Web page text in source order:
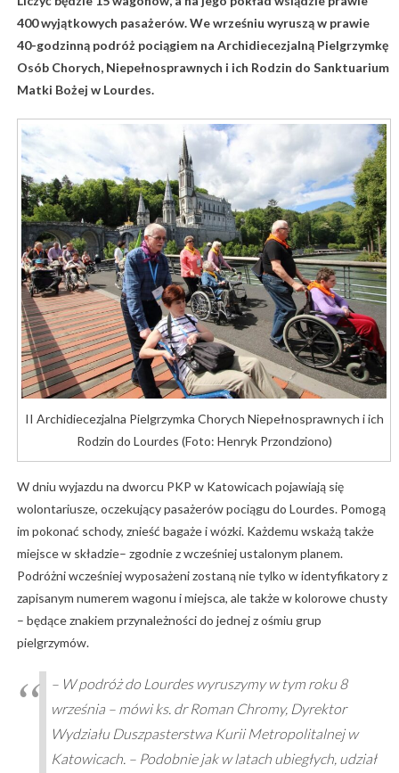
400 wyjątkowych pasażerów. We wrześniu wyruszą w prawie
40-godzinną podróż pociągiem na Archidiecezjalną Pielgrzymkę
Osób Chorych, Niepełnosprawnych i ich Rodzin do Sanktuarium
Matki Bożej w Lourdes.
II Archidiecezjalna Pielgrzymka Chorych Niepełnosprawnych i ich
Rodzin do Lourdes (Foto: Henryk Przondziono)
W dniu wyjazdu na dworcu PKP w Katowicach pojawiają się
wolontariusze, oczekujący pasażerów pociągu do Lourdes. Pomogą
im pokonać schody, znieść bagaże i wózki. Każdemu wskażą także
miejsce w składzie– zgodnie z wcześniej ustalonym planem.
Podróżni wcześniej wyposażeni zostaną nie tylko w identyfikatory z
zapisanym numerem wagonu i miejsca, ale także w kolorowe chusty
– będące znakiem przynależności do jednej z ośmiu grup
pielgrzymów.
– W podróż do Lourdes wyruszymy w tym roku 8
września – mówi ks. dr Roman Chromy, Dyrektor
Wydziału Duszpasterstwa Kurii Metropolitalnej w
Katowicach. – Podobnie jak w latach ubiegłych, udział